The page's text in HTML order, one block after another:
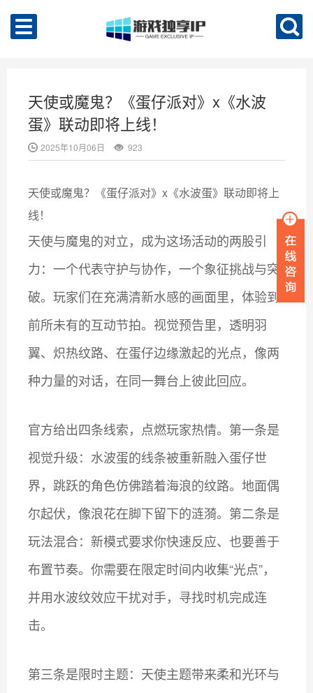
天使或魔鬼？《蛋仔派对》x《水波
蛋》联动即将上线！
2025年10月06日 923
天使或魔鬼？《蛋仔派对》x《水波蛋》联动即将上
线！
天使与魔鬼的对立，成为这场活动的两股引
力：一个代表守护与协作，一个象征挑战与突
破。玩家们在充满清新水感的画面里，体验到
前所未有的互动节拍。视觉预告里，透明羽
翼、炽热纹路、在蛋仔边缘激起的光点，像两
种力量的对话，在同一舞台上彼此回应。
官方给出四条线索，点燃玩家热情。第一条是
视觉升级：水波蛋的线条被重新融入蛋仔世
界，跳跃的角色仿佛踏着海浪的纹路。地面偶
尔起伏，像浪花在脚下留下的涟漪。第二条是
玩法混合：新模式要求你快速反应、也要善于
布置节奏。你需要在限定时间内收集“光点”，
并用水波纹效应干扰对手，寻找时机完成连
击。
第三条是限时主题：天使主题带来柔和光环与